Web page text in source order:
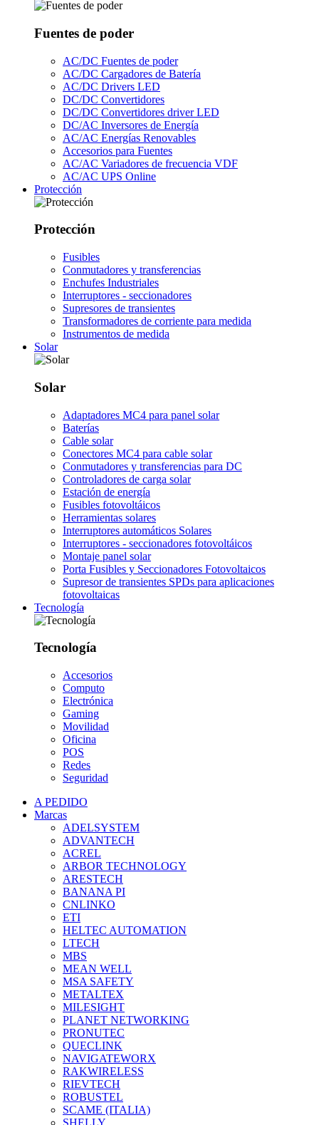
Fuentes de poder
AC/DC Fuentes de poder
AC/DC Cargadores de Batería
AC/DC Drivers LED
DC/DC Convertidores
DC/DC Convertidores driver LED
DC/AC Inversores de Energía
AC/AC Energías Renovables
Accesorios para Fuentes
AC/AC Variadores de frecuencia VDF
AC/AC UPS Online
Protección
Protección
Fusibles
Conmutadores y transferencias
Enchufes Industriales
Interruptores - seccionadores
Supresores de transientes
Transformadores de corriente para medida
Instrumentos de medida
Solar
Solar
Adaptadores MC4 para panel solar
Baterías
Cable solar
Conectores MC4 para cable solar
Conmutadores y transferencias para DC
Controladores de carga solar
Estación de energía
Fusibles fotovoltáicos
Herramientas solares
Interruptores automáticos Solares
Interruptores - seccionadores fotovoltáicos
Montaje panel solar
Porta Fusibles y Seccionadores Fotovoltaicos
Supresor de transientes SPDs para aplicaciones
fotovoltaicas
Tecnología
Tecnología
Accesorios
Computo
Electrónica
Gaming
Movilidad
Oficina
POS
Redes
Seguridad
A PEDIDO
Marcas
ADELSYSTEM
ADVANTECH
ACREL
ARBOR TECHNOLOGY
ARESTECH
BANANA PI
CNLINKO
ETI
HELTEC AUTOMATION
LTECH
MBS
MEAN WELL
MSA SAFETY
METALTEX
MILESIGHT
PLANET NETWORKING
PRONUTEC
QUECLINK
NAVIGATEWORX
RAKWIRELESS
RIEVTECH
ROBUSTEL
SCAME (ITALIA)
SHELLY